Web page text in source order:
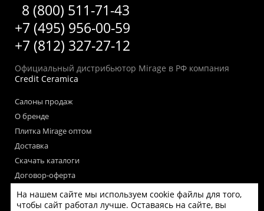
8 (800) 511-71-43
+7 (495) 956-00-59
+7 (812) 327-27-12
Официальный дистрибьютор Mirage в РФ компания
Credit Ceramica
Салоны продаж
О бренде
Плитка Mirage оптом
Доставка
Скачать каталоги
Договор-оферта
Пользовательское соглашение
Согласие на обработку персональных данных
На нашем сайте мы используем cookie файлы для того,
чтобы сайт работал лучше. Оставаясь на сайте, вы